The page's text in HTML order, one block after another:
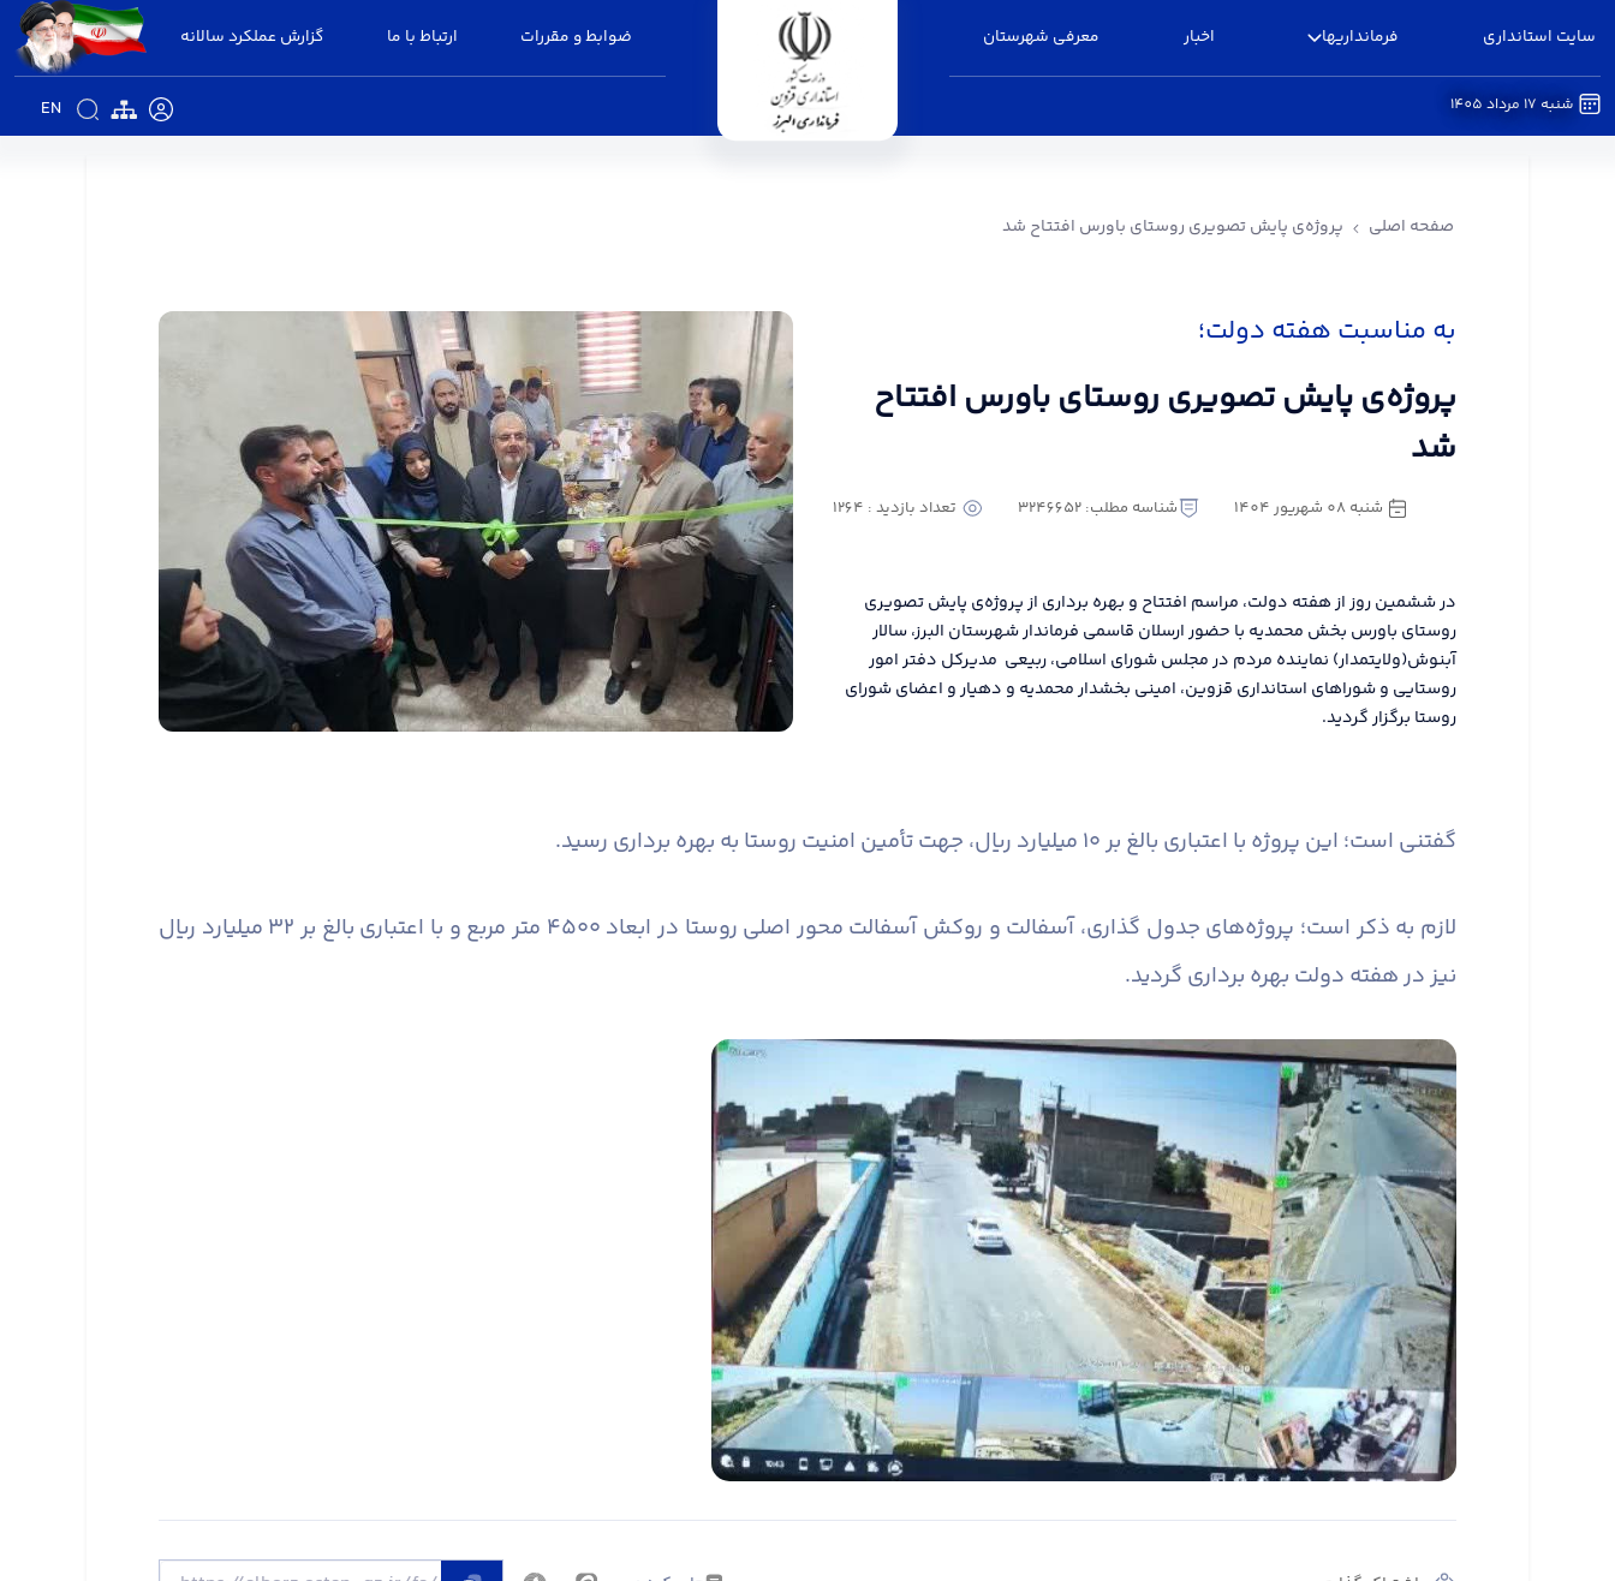
سایت استانداری فرمانداریها اخبار معرفی شهرستان ضوابط و مقررات ارتباط با ما گزارش عملکرد سالانه
EN شنبه 17 مرداد 1405
صفحه اصلی پروژه‌ی پایش تصویری روستای باورس افتتاح شد
به مناسبت هفته دولت؛
پروژه‌ی پایش تصویری روستای باورس افتتاح
شد
شنبه 08 شهریور 1404 شناسه مطلب: 3246652 تعداد بازدید : 1264
در ششمین روز از هفته دولت، مراسم افتتاح و بهره برداری از پروژه‌‌ی پایش تصویری
روستای باورس بخش محمدیه با حضور ارسلان قاسمی فرماندار شهرستان البرز، سالار
آبنوش(ولایتمدار) نماینده مردم در مجلس شورای اسلامی، ربیعی مدیرکل دفتر امور
روستایی و شوراهای استانداری قزوین، امینی بخشدار محمدیه و دهیار و اعضای شورای
روستا برگزار گردید.
گفتنی است؛ این پروژه با اعتباری بالغ بر ۱۰ میلیارد ریال، جهت تأمین امنیت روستا به بهره برداری رسید.
لازم به ذکر است؛ پروژه‌های جدول گذاری، آسفالت و روکش آسفالت محور اصلی روستا در ابعاد ۴۵۰۰ متر مربع و با اعتباری بالغ بر ۳۲ میلیارد ریال
نیز در هفته دولت بهره برداری گردید.